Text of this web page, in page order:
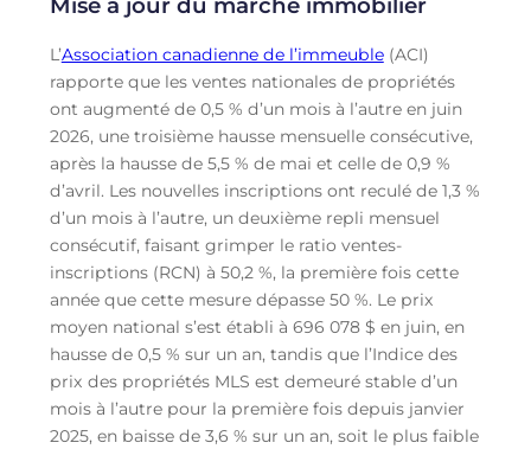
L’Association canadienne de l’immeuble(ACI)
rapporte que les ventes nationales de propriétés
ont augmenté de 0,5 % d’un mois à l’autre en juin
2026, une troisième hausse mensuelle consécutive,
après la hausse de 5,5 % de mai et celle de 0,9 %
d’avril. Les nouvelles inscriptions ont reculé de 1,3 %
d’un mois à l’autre, un deuxième repli mensuel
consécutif, faisant grimper le ratio ventes-
inscriptions (RCN) à 50,2 %, la première fois cette
année que cette mesure dépasse 50 %. Le prix
moyen national s’est établi à 696 078 $ en juin, en
hausse de 0,5 % sur un an, tandis que l’Indice des
prix des propriétés MLS est demeuré stable d’un
mois à l’autre pour la première fois depuis janvier
2025, en baisse de 3,6 % sur un an, soit le plus faible